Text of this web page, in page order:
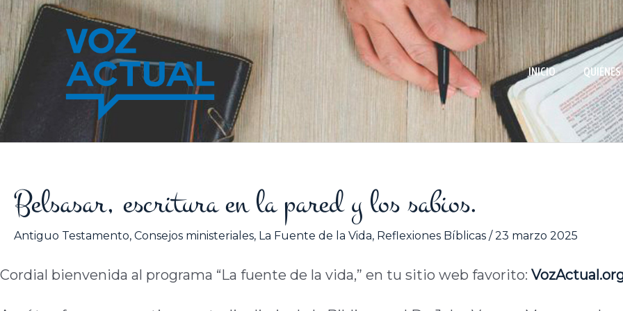
contenido
INICIO
Belsasar, escritura en la pared y los sabios.
Antiguo Testamento, Consejos ministeriales, La Fuente de la Vida, Reflexiones Bíblicas /23 marzo 2025
Cordial bienvenida al programa “La fuente de la vida,” en tu sitio web favorito: